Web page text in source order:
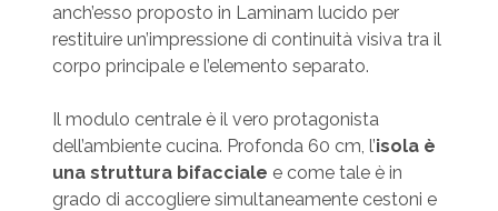
anch’esso proposto in Laminam lucido per
restituire un’impressione di continuità visiva tra il
corpo principale e l’elemento separato.
Il modulo centrale è il vero protagonista
dell’ambiente cucina. Profonda 60 cm, l’isola è
una struttura bifacciale e come tale è in
grado di accogliere simultaneamente cestoni e